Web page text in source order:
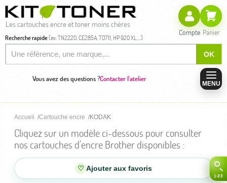
Les cartouches encre et toner moins chères
Recherche rapide(ex: TN2220, CE285A, T0711, HP 920 XL,...)
OK
Compte Panier
Vous avez des questions ?Contacter l'atelier
MENU
Accueil Cartouche encre KODAK
Cliquez sur un modèle ci-dessous pour consulter
nos cartouches d'encre Brother disponibles :
♡ Ajouter aux favoris